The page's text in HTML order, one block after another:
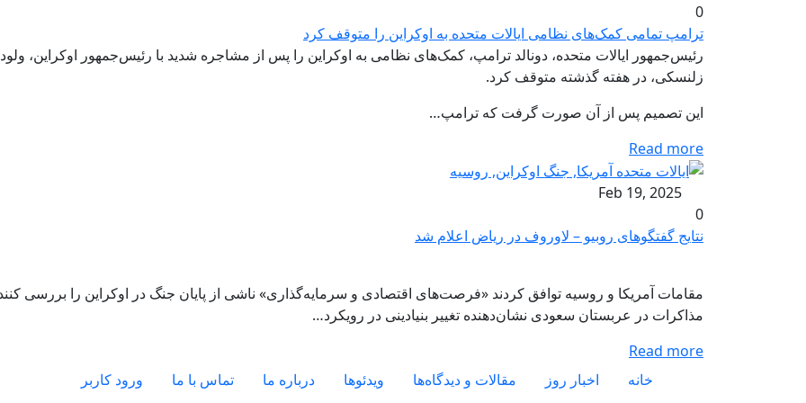
0
ترامپ تمامی کمک‌های نظامی ایالات متحده به اوکراین را متوقف کرد
رئیس‌جمهور ایالات متحده، دونالد ترامپ، کمک‌های نظامی به اوکراین را پس از مشاجره شدید با رئیس‌جمهور اوکراین،
زلنسکی، در هفته گذشته متوقف کرد.
این تصمیم پس از آن صورت گرفت که ترامپ…
Read more
Feb 19, 2025
0
نتایج گفتگوهای روبیو – لاوروف در ریاض اعلام شد
مقامات آمریکا و روسیه توافق کردند «فرصت‌های اقتصادی و سرمایه‌گذاری» ناشی از پایان جنگ در اوکراین را بررسی
مذاکرات در عربستان سعودی نشان‌دهنده تغییر بنیادینی در رویکرد…
Read more
Footer menu
خانه اخبار روز مقالات و دیدگاه‌ها ویدئو‌ها درباره ما تماس با ما ورود کاربر